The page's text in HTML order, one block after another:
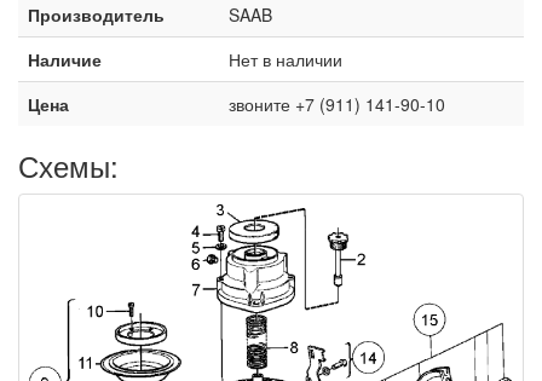
Производитель
SAAB
Наличие
Нет в наличии
Цена
звоните +7 (911) 141-90-10
Схемы: